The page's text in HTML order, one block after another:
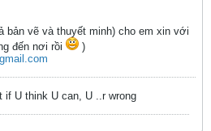
bản vẽ và thuyết minh) cho em xin với
đến nơi rồi
)
if U think U can, U ..r wrong